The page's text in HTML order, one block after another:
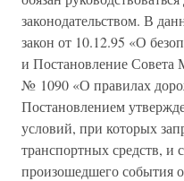
законодательством. В
закон от 10.12.95 «О
и Постановление
№ 1090 «О правилах
Постановлением
условий, при которых
транспортных средств, и
произошедшего события